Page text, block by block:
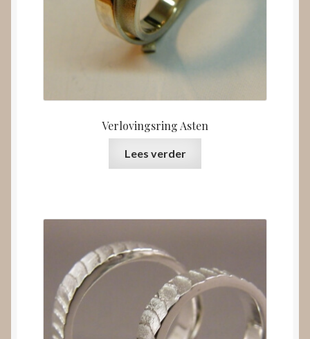
Verlovingsring Asten
Lees verder